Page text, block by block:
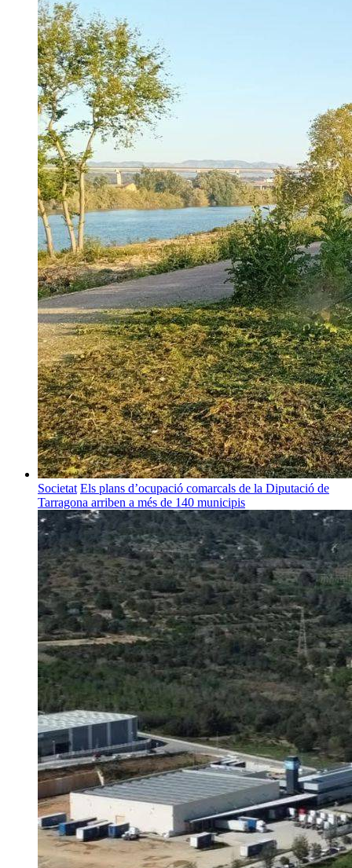
Societat Els plans d’ocupació comarcals de la Diputació de
Tarragona arriben a més de 140 municipis